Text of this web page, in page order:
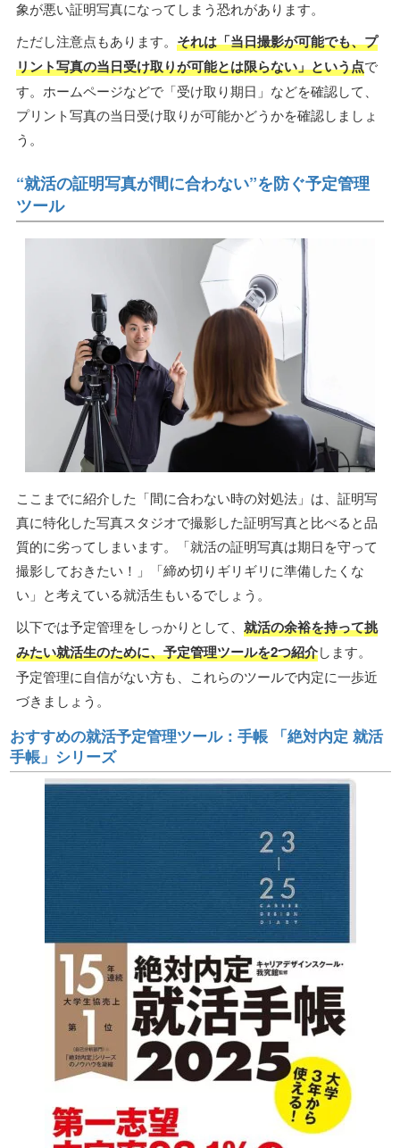
象が悪い証明写真になってしまう恐れがあります。
ただし注意点もあります。 それは「当日撮影が可能でも、プ
リント写真の当日受け取りが可能とは限らない」という点で
す。ホームページなどで「受け取り期日」などを確認して、
プリント写真の当日受け取りが可能かどうかを確認しましょ
う。
“就活の証明写真が間に合わない”を防ぐ予定管理
ツール
ここまでに紹介した「間に合わない時の対処法」は、証明写
真に特化した写真スタジオで撮影した証明写真と比べると品
質的に劣ってしまいます。「就活の証明写真は期日を守って
撮影しておきたい！」「締め切りギリギリに準備したくな
い」と考えている就活生もいるでしょう。
以下では予定管理をしっかりとして、 就活の余裕を持って挑
みたい就活生のために、予定管理ツールを2つ紹介します。
予定管理に自信がない方も、これらのツールで内定に一歩近
づきましょう。
おすすめの就活予定管理ツール：手帳 「絶対内定 就活
手帳」シリーズ